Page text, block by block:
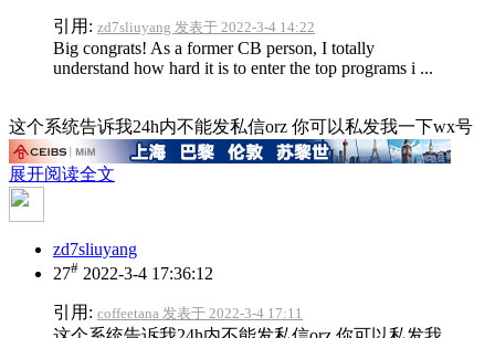
引用: zd7sliuyang 发表于 2022-3-4 14:22
Big congrats! As a former CB person, I totally
understand how hard it is to enter the top programs i ...
这个系统告诉我24h内不能发私信orz 你可以私发我一下wx号
展开阅读全文
zd7sliuyang
27# 2022-3-4 17:36:12
引用: coffeetana 发表于 2022-3-4 17:11